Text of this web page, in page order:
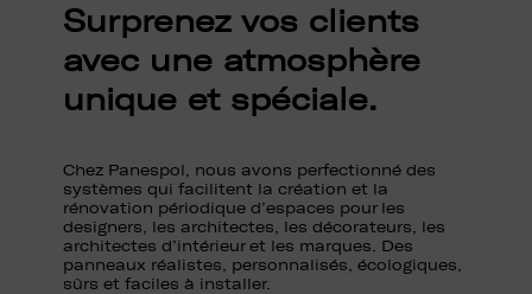
Surprenez vos clients
avec une atmosphère
unique et spéciale.
Chez Panespol, nous avons perfectionné des
systèmes qui facilitent la création et la
rénovation périodique d’espaces pour les
designers, les architectes, les décorateurs, les
architectes d’intérieur et les marques. Des
panneaux réalistes, personnalisés, écologiques,
sûrs et faciles à installer.